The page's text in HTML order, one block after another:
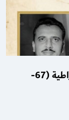
وزراء الداخلية لجمهورية اليمن الديمقراطية (67-